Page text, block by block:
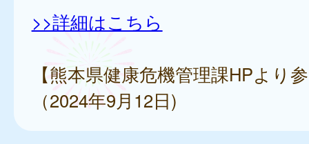
>>詳細はこちら
【熊本県健康危機管理課HPより
（2024年9月12日)